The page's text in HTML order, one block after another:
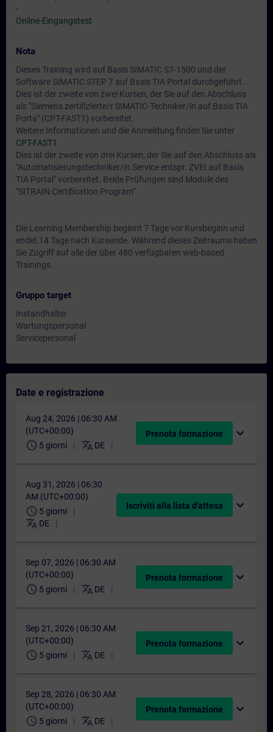
-
Online-Eingangstest
Nota
Dieses Training wird auf Basis SIMATIC S7-1500 und der
Software SIMATIC STEP 7 auf Basis TIA Portal durchgeführt .
Dies ist der zweite von zwei Kursen, der Sie auf den Abschluss
als "Siemens zertifizierte/r SIMATIC-Techniker/in auf Basis TIA
Porta" (CPT-FAST1) vorbereitet.
Weitere Informationen und die Anmeldung finden Sie unter
CPT-FAST1
Dies ist der zweite von drei Kursen, der Sie auf den Abschluss als
"Automatisierungstechniker/in Service entspr. ZVEI auf Basis
TIA Portal" vorbereitet. Beide Prüfungen sind Module des
"SITRAIN Certification Program".
Die Learning Membership beginnt 7 Tage vor Kursbeginn und
endet 14 Tage nach Kursende. Während dieses Zeitraums haben
Sie Zugriff auf alle der über 480 verfügbaren web-based
Trainings.
Gruppo target
Instandhalter
Wartungspersonal
Servicepersonal
Date e registrazione
Aug 24, 2026 | 06:30 AM
(UTC+00:00)
schedule 5 giorni translate DE
Prenota formazione expand_more
Aug 31, 2026 | 06:30
AM (UTC+00:00)
schedule 5 giorni
translate DE
Iscriviti alla lista d'attesa expand_more
Sep 07, 2026 | 06:30 AM
(UTC+00:00)
schedule 5 giorni translate DE
Prenota formazione expand_more
Sep 21, 2026 | 06:30 AM
(UTC+00:00)
schedule 5 giorni translate DE
Prenota formazione expand_more
Sep 28, 2026 | 06:30 AM
(UTC+00:00)
schedule 5 giorni translate DE
Prenota formazione expand_more